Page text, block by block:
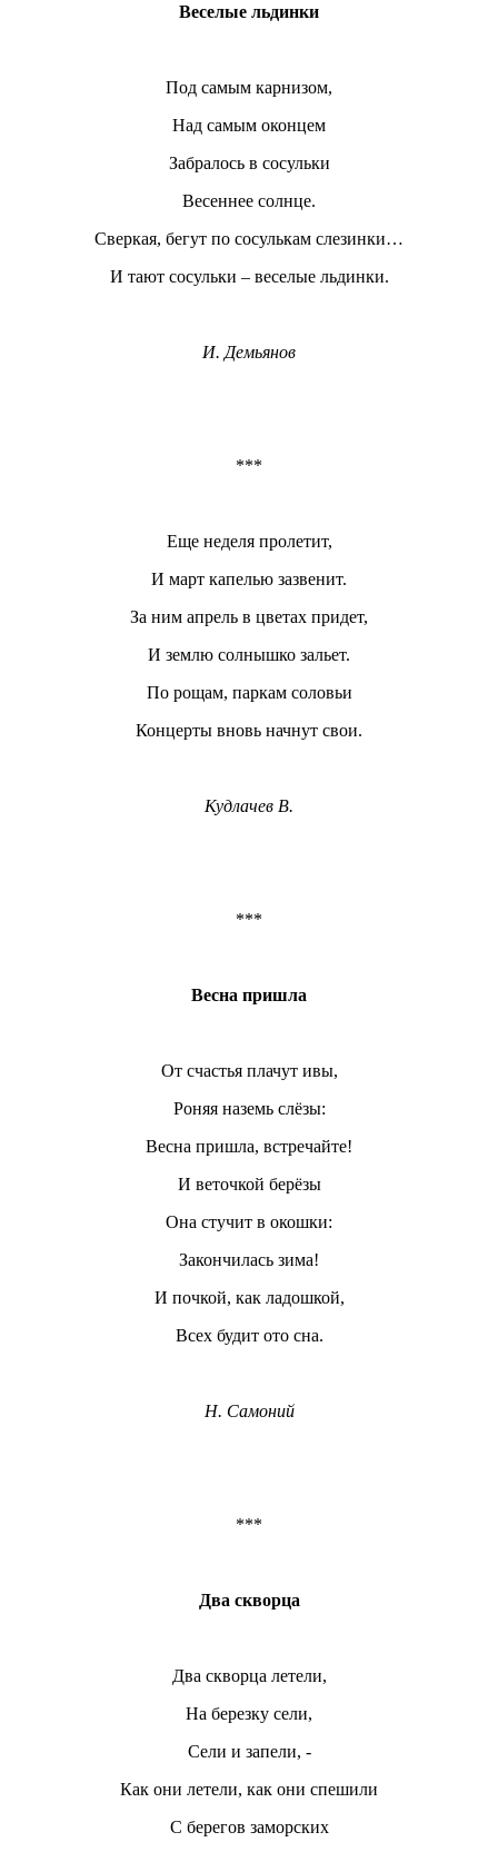
Веселые льдинки
Под самым карнизом,
Над самым оконцем
Забралось в сосульки
Весеннее солнце.
Сверкая, бегут по сосулькам слезинки…
И тают сосульки – веселые льдинки.
И. Демьянов
***
Еще неделя пролетит,
И март капелью зазвенит.
За ним апрель в цветах придет,
И землю солнышко зальет.
По рощам, паркам соловьи
Концерты вновь начнут свои.
Кудлачев В.
***
Весна пришла
От счастья плачут ивы,
Роняя наземь слёзы:
Весна пришла, встречайте!
И веточкой берёзы
Она стучит в окошки:
Закончилась зима!
И почкой, как ладошкой,
Всех будит ото сна.
Н. Самоний
***
Два скворца
Два скворца летели,
На березку сели,
Сели и запели, -
Как они летели, как они спешили
С берегов заморских